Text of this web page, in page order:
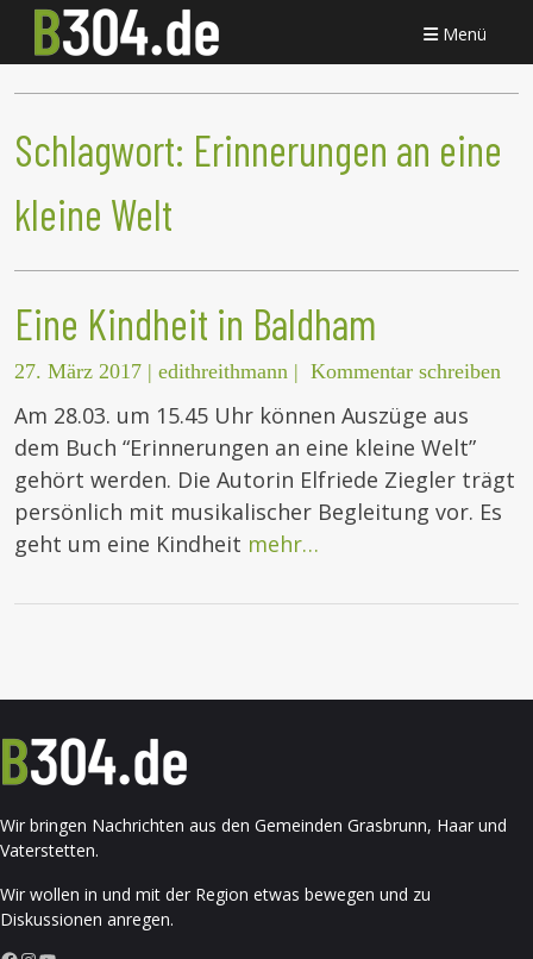
Menü
Schlagwort: Erinnerungen an eine
kleine Welt
Eine Kindheit in Baldham
27. März 2017 | edithreithmann | Kommentar schreiben
Am 28.03. um 15.45 Uhr können Auszüge aus
dem Buch “Erinnerungen an eine kleine Welt”
gehört werden. Die Autorin Elfriede Ziegler trägt
persönlich mit musikalischer Begleitung vor. Es
geht um eine Kindheit mehr…
Wir bringen Nachrichten aus den Gemeinden Grasbrunn, Haar und
Vaterstetten.
Wir wollen in und mit der Region etwas bewegen und zu
Diskussionen anregen.